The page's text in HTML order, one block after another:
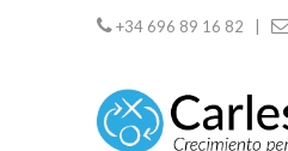
+34 696 89 16 82 |